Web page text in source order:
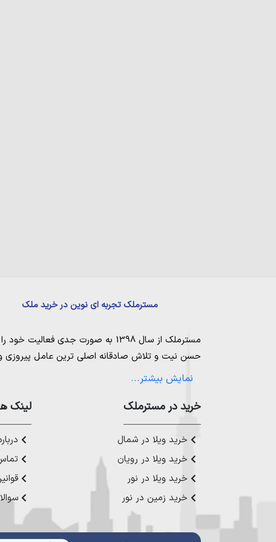
مسترملک تجربه ای نوین در خرید ملک
مسترملک از سال 1398 به صورت جدی فعالیت خود را آغاز کرد. ما در مجموعه
حسن نیت و تلاش صادقانه اصلی ترین عامل پیروزی
مساعی خویش را به کار میگیریم تا بتوانیم با صداقت
ملک در شمال،خرید زمین در نور خرید زمین در
رویان،خرید زمین در محمودآباد خرید
چمستان ،خرید ویلا در نوشهر خرید ویلا در
عزیز خدمت کنیم.
نمایش بیشتر...
خرید در مستر‌ملک
خرید ویلا در شمال
خرید ویلا در رویان
خرید ویلا در نور
خرید زمین در نور
لینک